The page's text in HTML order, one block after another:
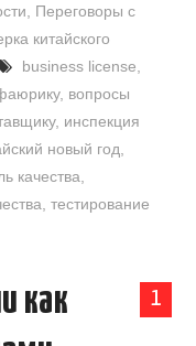
Переговоры с
китайского
business license
, вопросы
, инспекция
новый год
качества
,тестирование
1
как